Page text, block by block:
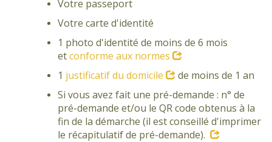
Votre passeport
Votre carte d'identité
1 photo d'identité de moins de 6 mois
etconforme aux normes
1 justificatif du domicile
de moins de 1 an
Si vous avez fait une pré-demande : n° de
pré-demande et/ou le QR code obtenus à la
fin de la démarche (il est conseillé d'imprimer
le récapitulatif de pré-demande).